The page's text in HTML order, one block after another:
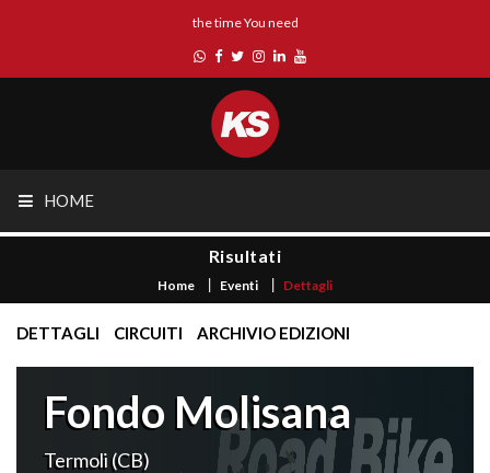
the time You need
HOME
Risultati
Home Eventi Dettagli
DETTAGLI CIRCUITI ARCHIVIO EDIZIONI
Fondo Molisana
Termoli (CB)